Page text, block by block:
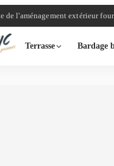
de l'aménagement extérieur
Terrasse Bardage